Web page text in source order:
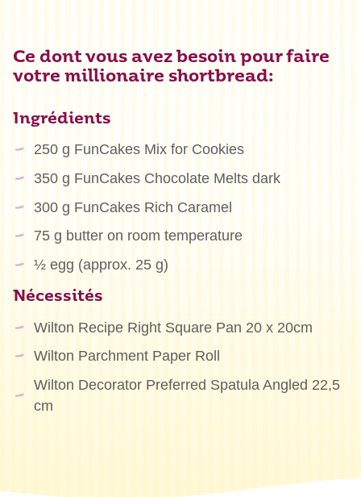
Ce dont vous avez besoin pour faire
votre millionaire shortbread:
Ingrédients
250 g FunCakes Mix for Cookies
350 g FunCakes Chocolate Melts dark
300 g FunCakes Rich Caramel
75 g butter on room temperature
½ egg (approx. 25 g)
Nécessités
Wilton Recipe Right Square Pan 20 x 20cm
Wilton Parchment Paper Roll
Wilton Decorator Preferred Spatula Angled 22,5
cm